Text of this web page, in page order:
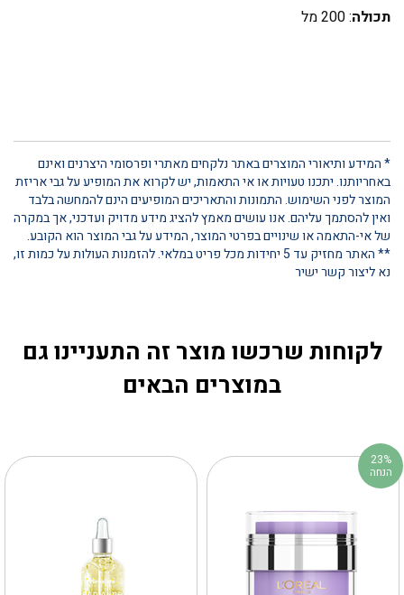
תכולה: 200 מל
* המידע ותיאורי המוצרים באתר נלקחים מאתרי ופרסומי היצרנים ואינם
באחריותנו. יתכנו טעויות או אי התאמות, יש לקרוא את המופיע על גבי אריזת
המוצר לפני השימוש. התמונות והתאריכים המופיעים הינם להמחשה בלבד
ואין להסתמך עליהם. אנו עושים מאמץ להציג מידע מדויק ועדכני, אך במקרה
של אי-התאמה או שינויים בפרטי המוצר, המידע על גבי המוצר הוא הקובע.
** האתר מחזיק עד 5 יחידות מכל פריט במלאי. להזמנות העולות על כמות זו,
נא ליצור קשר ישיר
לקוחות שרכשו מוצר זה התעניינו גם
במוצרים הבאים
23%
הנחה